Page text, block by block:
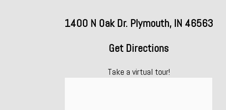
1400 N Oak Dr. Plymouth, IN 46563
Get Directions
Take a virtual tour!